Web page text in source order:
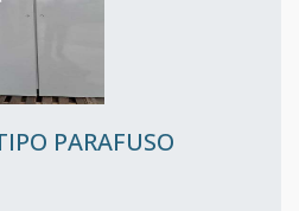
PARAFUSO